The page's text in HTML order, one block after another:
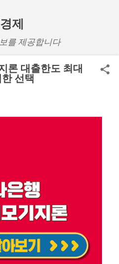
제
를 제공합니다
론 대출한도 최대
선택